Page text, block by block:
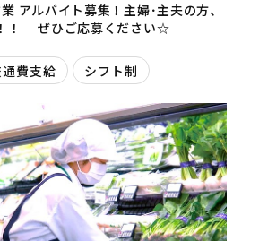
アルバイト募集！主婦･主夫の方、
！ ぜひご応募ください☆
費支給 シフト制